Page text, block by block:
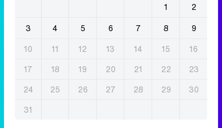
1
2
3
4 5 6 7 8
9
10
11 12 13 14 15
16
17
18 19 20 21 22
23
24
25 26 27 28 29
30
31